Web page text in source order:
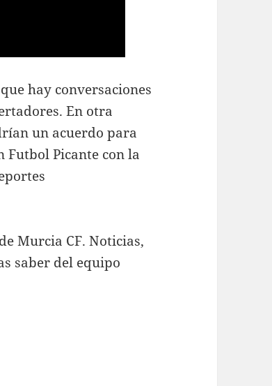
hay conversaciones
En otra
un acuerdo para
Futbol Picante con la
Murcia CF. Noticias,
saber del equipo